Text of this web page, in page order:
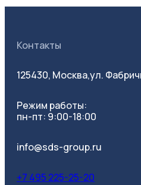
Контакты
125430, Москва,ул.
Режим работы:
пн-пт: 9:00-18:00
info@sds-group.ru
+7 495 225-25-20